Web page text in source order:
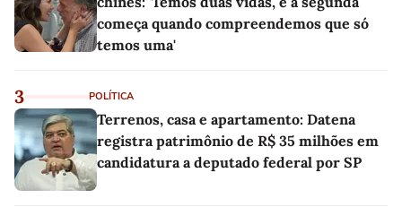
começa quando compreendemos que só
temos uma'
3 POLÍTICA
Terrenos, casa e apartamento: Datena
registra patrimônio de R$ 35 milhões em
candidatura a deputado federal por SP